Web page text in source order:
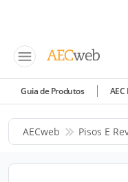
Guia de Produtos AEC
AECweb Pisos E